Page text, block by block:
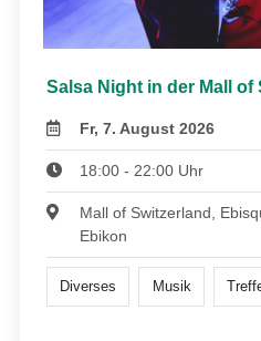
Salsa Night in der Mall of
Fr, 7. August 2026
18:00 - 22:00 Uhr
Mall of Switzerland,
Ebikon
Diverses Musik